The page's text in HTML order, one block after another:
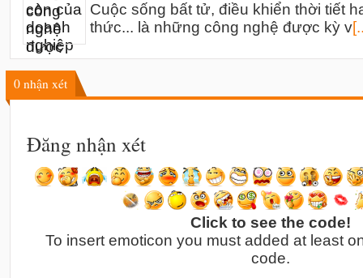
Cuộc sống bất tử, điều khiển thời tiết
thức... là những công nghệ được kỳ v
0 nhận xét
Đăng nhận xét
Click to see the code!
To insert emoticon you must added at least
code.